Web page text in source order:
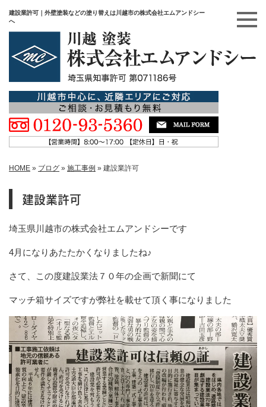
建設業許可｜外壁塗装などの塗り替えは川越市の株式会社エムアンドシー
へ
HOME » ブログ » 施工事例 » 建設業許可
建設業許可
埼玉県川越市の株式会社エムアンドシーです
4月になりあたたかくなりましたね♪
さて、この度建設業法７０年の企画で新聞にて
マッチ箱サイズですが弊社を載せて頂く事になりました